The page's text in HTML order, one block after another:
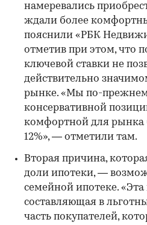
намеревались
ждали более
пояснили «РБК
отметив при этом, что
ключевой ставки не
действительно
рынке. «Мы по-
консервативной
комфортной для рынка
12%», — отметили там.
Вторая причина,
доли ипотеки, —
семейной ипотеке.
составляющая в
часть покупателей,